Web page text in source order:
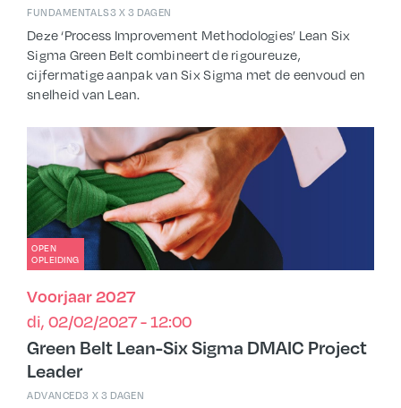
FUNDAMENTALS3 X 3 DAGEN
Deze ‘Process Improvement Methodologies’ Lean Six
Sigma Green Belt combineert de rigoureuze,
cijfermatige aanpak van Six Sigma met de eenvoud en
snelheid van Lean.
OPEN
OPLEIDING
Voorjaar 2027
di, 02/02/2027 - 12:00
Green Belt Lean-Six Sigma DMAIC Project
Leader
ADVANCED3 X 3 DAGEN